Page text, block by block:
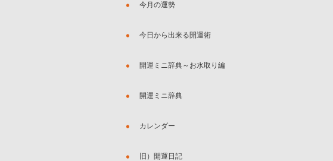
今月の運勢
今日から出来る開運術
開運ミニ辞典～お水取り編
開運ミニ辞典
カレンダー
旧）開運日記